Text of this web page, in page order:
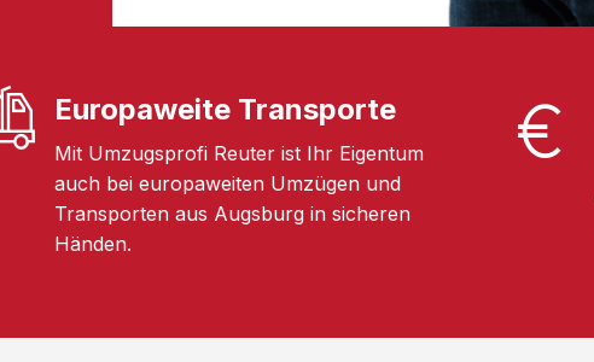
Europaweite Transporte
Mit Umzugsprofi Reuter ist Ihr Eigentum
auch bei europaweiten Umzügen und
Transporten aus Augsburg in sicheren
Händen.